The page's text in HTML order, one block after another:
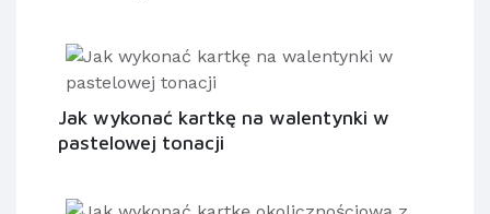
Jak wykonać kartkę na walentynki w
pastelowej tonacji